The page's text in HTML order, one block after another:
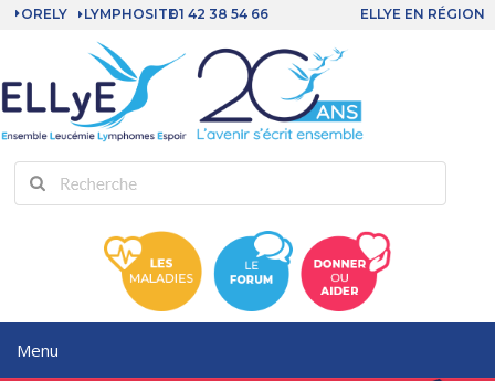
ORELY LYMPHOSITE01 42 38 54 66 ELLYE EN RÉGION